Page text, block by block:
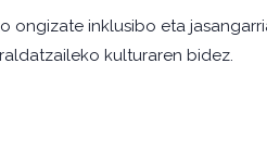
ongizate inklusibo eta
kulturaren bidez.